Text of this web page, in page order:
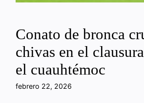
Conato de bronca
chivas en el
el cuauhtémoc
febrero 22, 2026